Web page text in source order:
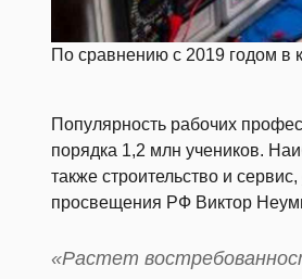
По сравнению с 2019 годом в
Популярность рабочих
порядка 1,2 млн учеников.
также строительство и сервис,
просвещения РФ Виктор
«Растет